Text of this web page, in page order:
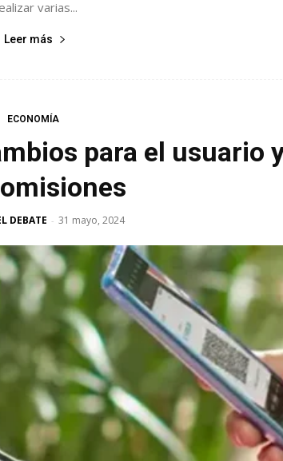
varias...
Leer más
ECONOMÍA
para el usuario
DEBATE - 31 mayo, 2024